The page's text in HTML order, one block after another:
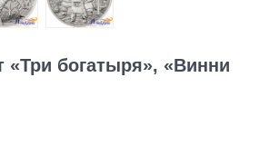
«Три богатыря», «Винни